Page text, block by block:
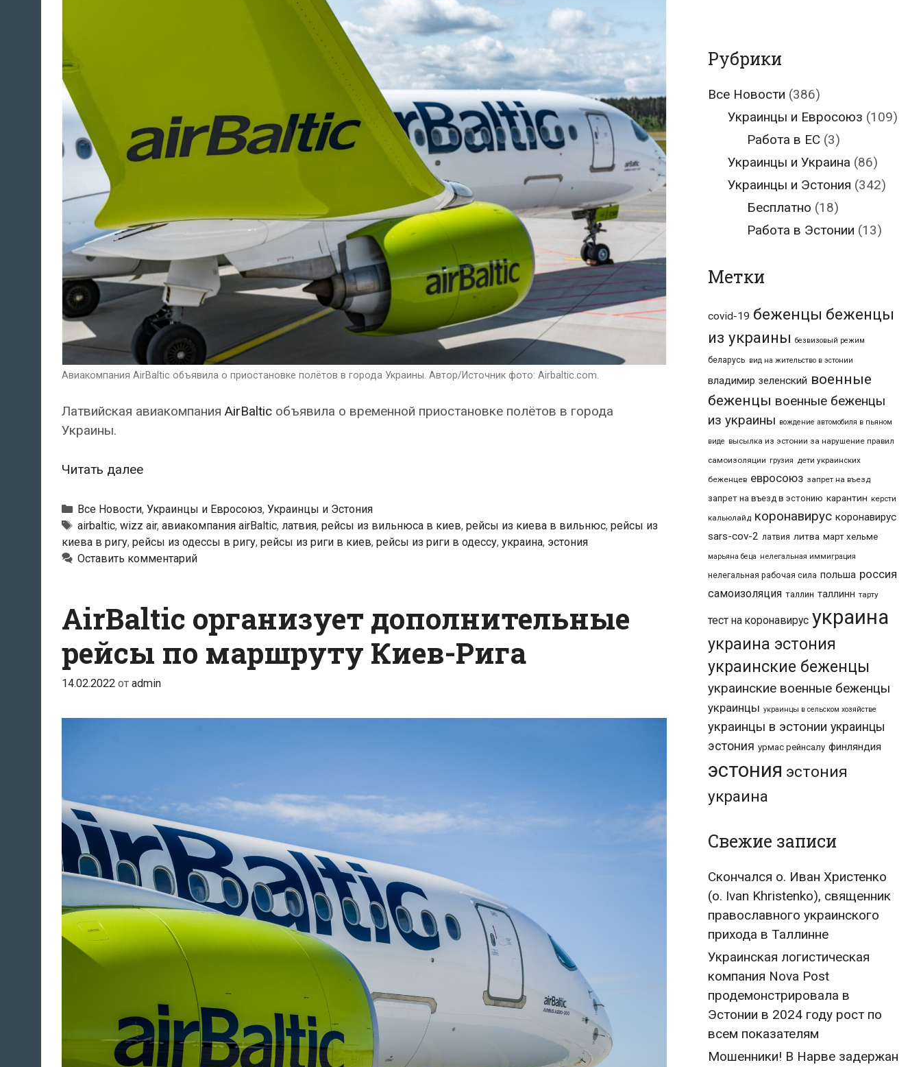
Авиакомпания AirBaltic объявила о приостановке полётов в города Украины. Автор/Источник фото: Airbaltic.com.
Латвийская авиакомпания AirBaltic объявила о временной приостановке полётов в города
Украины.
Читать далееАвиакомпания
объявила
о
приостановке
полётов
Украины
Рубрики
Все Новости, Украинцы и Евросоюз, Украинцы и Эстония
Метки
airbaltic, wizz air, авиакомпания airBaltic, латвия, рейсы из вильнюса в киев, рейсы из киева в вильнюс, рейсы из
киева в ригу, рейсы из одессы в ригу, рейсы из риги в киев, рейсы из риги в одессу, украина, эстония
Оставить комментарий
AirBaltic организует дополнительные
рейсы по маршруту Киев-Рига
14.02.2022 от admin
Рубрики
Все Новости (386)
Украинцы и Евросоюз (109)
Работа в ЕС (3)
Украинцы и Украина (86)
Украинцы и Эстония (342)
Бесплатно (18)
Работа в Эстонии (13)
Метки
covid-19 беженцы беженцы
из украины безвизовый режим
беларусь вид на жительство в эстонии
владимир зеленский военные
беженцы военные беженцы
из украины вождение автомобиля в пьяном
виде высылка из эстонии за нарушение правил
самоизоляции грузия дети украинских
беженцев евросоюз запрет на въезд
запрет на въезд в эстонию карантин керсти
кальюлайд коронавирус коронавирус
sars-cov-2 латвия литва март хельме
марьяна беца нелегальная иммиграция
нелегальная рабочая сила польша россия
самоизоляция таллин таллинн тарту
тест на коронавирус украина
украина эстония
украинские беженцы
украинские военные беженцы
украинцы украинцы в сельском хозяйстве
украинцы в эстонии украинцы
эстония урмас рейнсалу финляндия
эстония эстония
украина
Свежие записи
Скончался о. Иван Христенко
(о. Ivan Khristenko), священник
православного украинского
прихода в Таллинне
Украинская логистическая
компания Nova Post
продемонстрировала в
Эстонии в 2024 году рост по
всем показателям
Мошенники! В Нарве задержан